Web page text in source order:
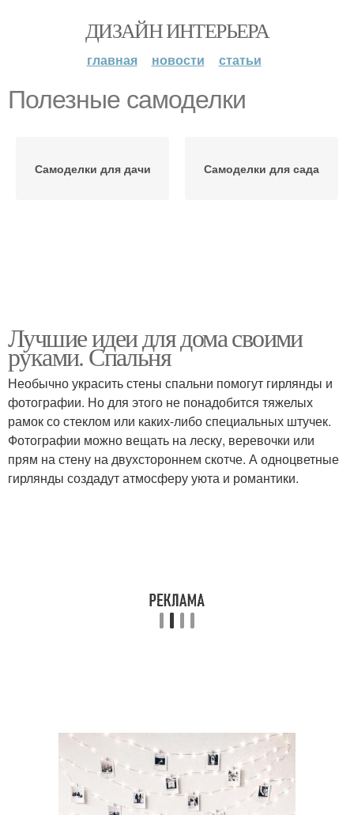
ДИЗАЙН ИНТЕРЬЕРА
главная новости статьи
Полезные самоделки
Самоделки для дачи Самоделки для сада
Лучшие идеи для дома своими
руками. Спальня
Необычно украсить стены спальни помогут гирлянды и
фотографии. Но для этого не понадобится тяжелых
рамок со стеклом или каких-либо специальных штучек.
Фотографии можно вещать на леску, веревочки или
прям на стену на двухстороннем скотче. А одноцветные
гирлянды создадут атмосферу уюта и романтики.